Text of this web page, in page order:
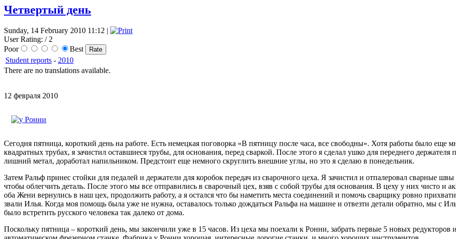
Четвертый день
Sunday, 14 February 2010 11:12 |
User Rating: / 2
Poor
Best
Student reports - 2010
There are no translations available.
12 февраля 2010
Сегодня пятница, короткий день на работе. Есть немецкая поговорка «В пятницу после часа, все свободны». Хотя работы было
квадратных трубах, я зачистил оставшиеся трубы, для основания, перед сваркой. После этого я сделал ушко для переднего держателя
лишний метал, доработал напильником. Предстоит еще немного скруглить внешние углы, но это я сделаю в понедельник.
Затем Ральф принес стойки для педалей и держатели для коробок передач из сварочного цеха. Я зачистил и отпалеровал сварные
чтобы облегчить деталь. После этого мы все отправились в сварочный цех, взяв с собой трубы для основания. В цеху у них чисто и
оба Жени вернулись в наш цех, продолжить работу, а я остался что бы наметить места соединений и помочь сварщику ровно
звали Илья. Когда моя помощь была уже не нужна, оставалось только дождаться Ральфа на машине и отвезти детали обратно, мы с
было встретить русского человека так далеко от дома.
Поскольку пятница – короткий день, мы закончили уже в 15 часов. Из цеха мы поехали к Ронни, забрать первые 5 новых редукторов